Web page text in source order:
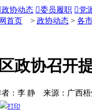
政协动态 委员履职 党
首页 > 政协动态 > 各
政协召开
者：李 静 来源：广西梧
打印